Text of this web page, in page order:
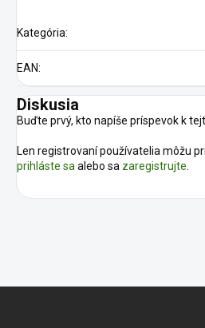
Kategória:
EAN:
Diskusia
Buďte prvý, kto napíše príspevok k
Len registrovaní používatelia môžu
prihláste saalebo sa zaregistrujte.